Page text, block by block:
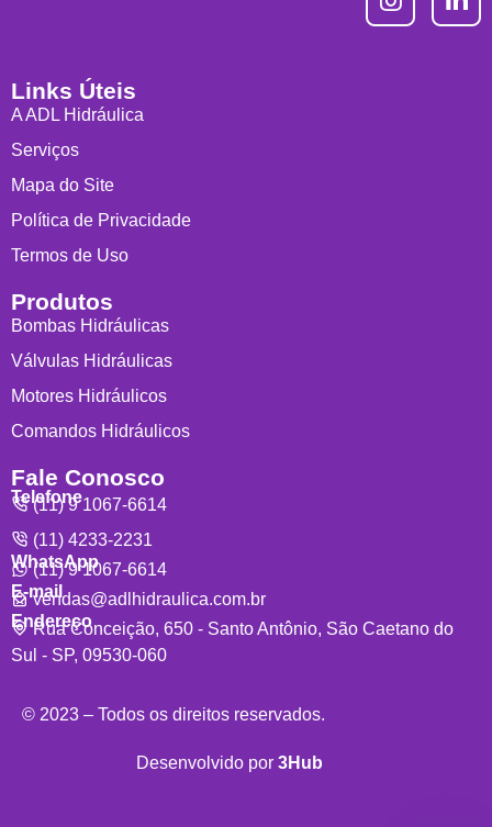
Links Úteis
A ADL Hidráulica
Serviços
Mapa do Site
Política de Privacidade
Termos de Uso
Produtos
Bombas Hidráulicas
Válvulas Hidráulicas
Motores Hidráulicos
Comandos Hidráulicos
Fale Conosco
Telefone
(11) 9 1067-6614
(11) 4233-2231
WhatsApp
(11) 9 1067-6614
E-mail
vendas@adlhidraulica.com.br
Endereço
Rua Conceição, 650 - Santo Antônio, São Caetano do
Sul - SP, 09530-060
© 2023 – Todos os direitos reservados.
Desenvolvido por 3Hub